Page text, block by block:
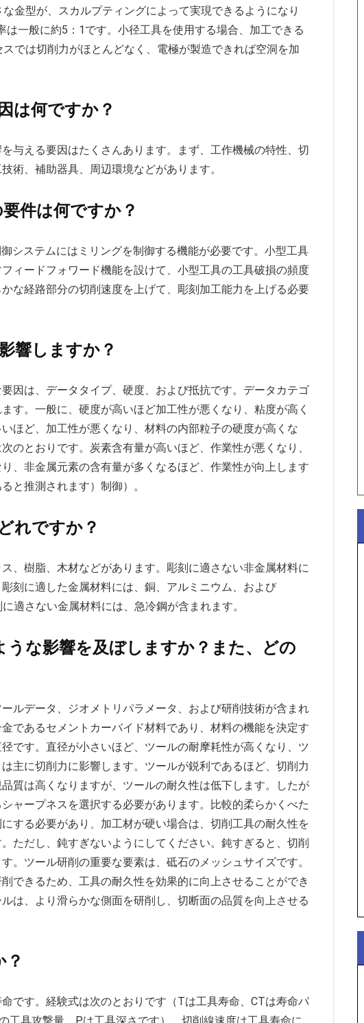
金型が、スカルプティングによって実現できるようになり
一般に約5：1です。小径工具を使用する場合、加工できる
では切削力がほとんどなく、電極が製造できれば空洞を加
は何ですか？
与える要因はたくさんあります。まず、工作機械の特性、切
術、補助器具、周辺環境などがあります。
件は何ですか？
システムにはミリングを制御する機能が必要です。小型工具
ィードフォワード機能を設けて、小型工具の工具破損の頻度
な経路部分の切削速度を上げて、彫刻加工能力を上げる必要
響しますか？
因は、データタイプ、硬度、および抵抗です。データカテゴ
す。一般に、硬度が高いほど加工性が悪くなり、粘度が高く
ほど、加工性が悪くなり、材料の内部粒子の硬度が高くな
のとおりです。炭素含有量が高いほど、作業性が悪くなり、
、非金属元素の含有量が多くなるほど、作業性が向上します
と推測されます）制御）。
れですか？
、樹脂、木材などがあります。彫刻に適さない非金属材料に
刻に適した金属材料には、銅、アルミニウム、および
適さない金属材料には、急冷鋼が含まれます。
うな影響を及ぼしますか？また、どの
ルデータ、ジオメトリパラメータ、および研削技術が含まれ
であるセメントカーバイド材料であり、材料の機能を決定す
です。直径が小さいほど、ツールの耐摩耗性が高くなり、ツ
主に切削力に影響します。ツールが鋭利であるほど、切削力
質は高くなりますが、ツールの耐久性は低下します。したが
ャープネスを選択する必要があります。比較的柔らかくべた
する必要があり、加工材が硬い場合は、切削工具の耐久性を
ただし、鈍すぎないようにしてください。鈍すぎると、切削
。ツール研削の重要な要素は、砥石のメッシュサイズです。
できるため、工具の耐久性を効果的に向上させることができ
は、より滑らかな側面を研削し、切断面の品質を向上させる
です。経験式は次のとおりです（Tは工具寿命、CTは寿命パ